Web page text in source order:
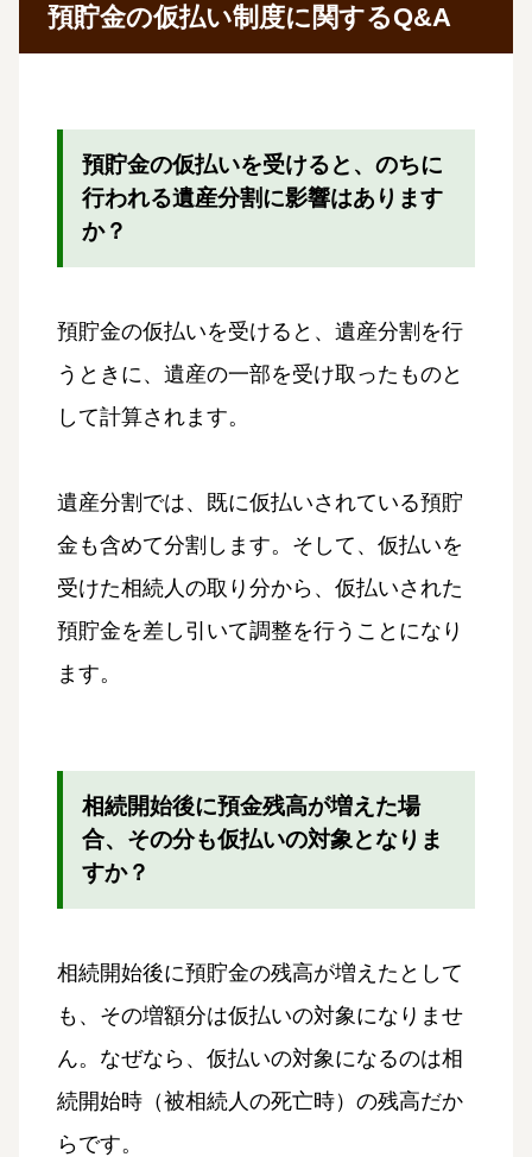
預貯金の仮払い制度に関するQ&A
預貯金の仮払いを受けると、のちに
行われる遺産分割に影響はあります
か？
預貯金の仮払いを受けると、遺産分割を行
うときに、遺産の一部を受け取ったものと
して計算されます。
遺産分割では、既に仮払いされている預貯
金も含めて分割します。そして、仮払いを
受けた相続人の取り分から、仮払いされた
預貯金を差し引いて調整を行うことになり
ます。
相続開始後に預金残高が増えた場
合、その分も仮払いの対象となりま
すか？
相続開始後に預貯金の残高が増えたとして
も、その増額分は仮払いの対象になりませ
ん。なぜなら、仮払いの対象になるのは相
続開始時（被相続人の死亡時）の残高だか
らです。